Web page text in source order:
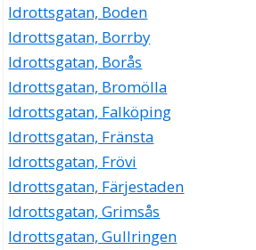
Idrottsgatan, Boden
Idrottsgatan, Borrby
Idrottsgatan, Borås
Idrottsgatan, Bromölla
Idrottsgatan, Falköping
Idrottsgatan, Fränsta
Idrottsgatan, Frövi
Idrottsgatan, Färjestaden
Idrottsgatan, Grimsås
Idrottsgatan, Gullringen